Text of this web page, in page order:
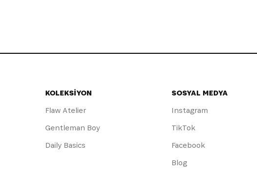
KOLEKSİYON
Flaw Atelier
Gentleman Boy
Daily Basics
SOSYAL MEDYA
Instagram
TikTok
Facebook
Blog